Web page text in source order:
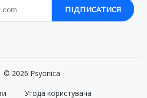
ПІДПИСАТИСЯ
© 2026 Psyonica
Угода користувача